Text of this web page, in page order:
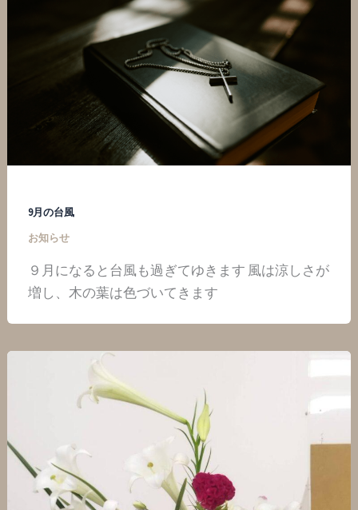
9月の台風
お知らせ
９月になると台風も過ぎてゆきます 風は涼しさが
増し、木の葉は色づいてきます